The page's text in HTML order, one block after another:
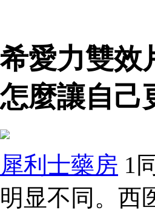
希愛力雙效
怎麼讓自己
犀利士藥房 1
明显不同。西